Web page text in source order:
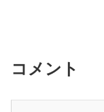
コメント